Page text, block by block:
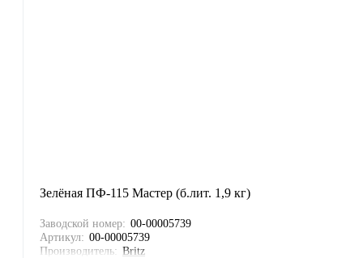
Зелёная ПФ-115 Мастер (б.лит. 1,9 кг)
Заводской номер: 00-00005739
Артикул: 00-00005739
Производитель: Britz